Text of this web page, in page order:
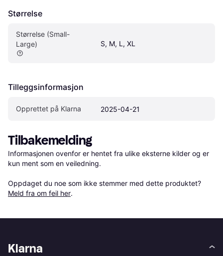
Størrelse
Størrelse (Small-
Large)
S, M, L, XL
Tilleggsinformasjon
Opprettet på Klarna 2025-04-21
Tilbakemelding
Informasjonen ovenfor er hentet fra ulike eksterne kilder og er
kun ment som en veiledning.
Oppdaget du noe som ikke stemmer med dette produktet?
Meld fra om feil her.
Klarna